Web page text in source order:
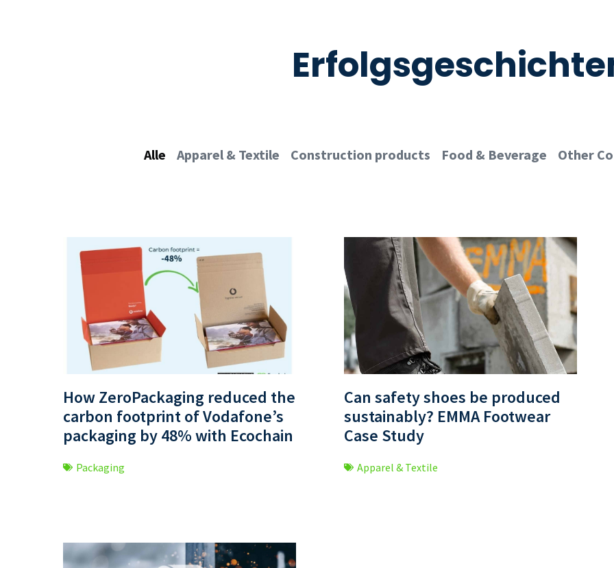
Apparel & Textile Construction products Food & Beverage Other
Alle
How ZeroPackaging reduced the
carbon footprint of Vodafone’s
packaging by 48% with Ecochain
Packaging
Can safety shoes be produced
sustainably? EMMA Footwear
Case Study
Apparel & Textile